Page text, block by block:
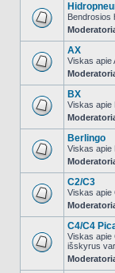
Bendrosios
AX
Viskas apie
BX
Viskas apie
Berlingo
Viskas apie
C2/C3
Viskas apie
C4/C4
Viskas apie
išskyrus